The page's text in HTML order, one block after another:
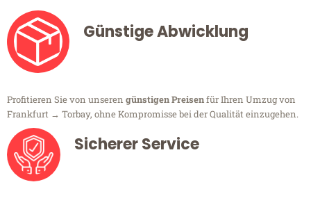
Günstige Abwicklung
Profitieren Sie von unseren günstigen Preisenfür Ihren Umzug von
Frankfurt → Torbay, ohne Kompromisse bei der Qualität einzugehen.
Sicherer Service